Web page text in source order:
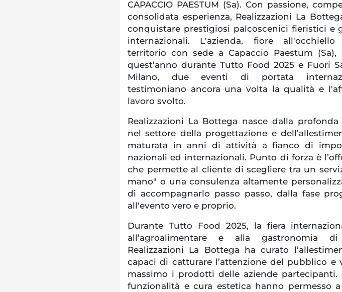
CAPACCIO PAESTUM (Sa). Con passione,
consolidata esperienza, Realizzazioni La
conquistare prestigiosi palcoscenici fieristici e
internazionali. L'azienda, fiore
territorio con sede a Capaccio Paestum
quest’anno durante Tutto Food 2025 e Fuori
Milano, due eventi di portata
testimoniano ancora una volta la qualità e
lavoro svolto.
Realizzazioni La Bottega nasce dalla profonda
nel settore della progettazione e
maturata in anni di attività a fianco di
nazionali ed internazionali. Punto di forza è
che permette al cliente di scegliere tra un
mano" o una consulenza altamente
di accompagnarlo passo passo, dalla fase
all'evento vero e proprio.
Durante Tutto Food 2025, la fiera
all’agroalimentare e alla gastronomia di
Realizzazioni La Bottega ha curato
capaci di catturare l’attenzione del pubblico e
massimo i prodotti delle aziende partecipanti.
funzionalità e cura estetica hanno permesso